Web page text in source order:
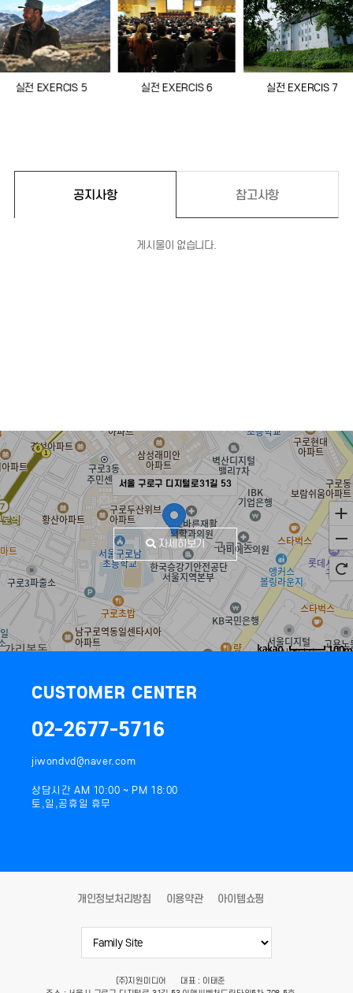
실전 EXERCIS 5 실전 EXERCIS 6 실전 EXERCIS 7
공지사항 참고사항
게시물이 없습니다.
서울 구로구 디지털로31길 53
100m
자세히보기
CUSTOMER CENTER
02-2677-5716
jiwondvd@naver.com
상담시간 AM 10:00 ~ PM 18:00
토,일,공휴일 휴무
개인정보처리방침 이용약관 아이템쇼핑
(주)지원미디어
대표 : 이태준